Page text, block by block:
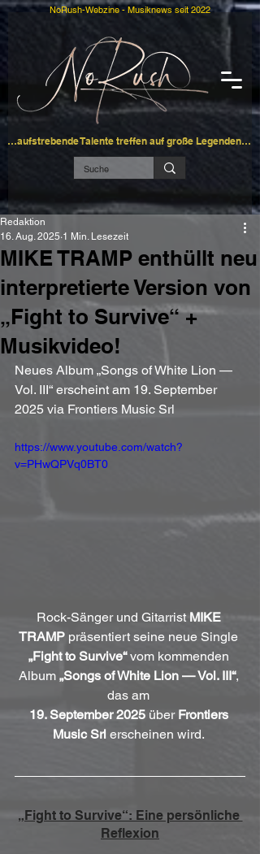
…aufstrebende Talente treffen auf große Legenden…
NoRush-Webzine - Musiknews seit 2022
MIKE TRAMP enthüllt neu
interpretierte Version von
„Fight to Survive“ +
Musikvideo!
Redaktion
16. Aug. 2025 1 Min. Lesezeit
Neues Album „Songs of White Lion —
Vol. III“ erscheint am 19. September
2025 via Frontiers Music Srl
https://www.youtube.com/watch?
v=PHwQPVq0BT0
Rock-Sänger und Gitarrist MIKE
TRAMP präsentiert seine neue Single
„Fight to Survive“ vom kommenden
Album „Songs of White Lion — Vol. III“,
das am
19. September 2025 über Frontiers
Music Srl erscheinen wird.
„Fight to Survive“: Eine persönliche
Reflexion